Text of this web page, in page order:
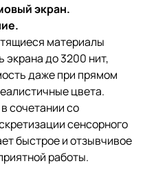
экран.
материалы
до 3200 нит,
даже при прямом
цвета.
сочетании со
сенсорного
быстрое и отзывчивое
работы.